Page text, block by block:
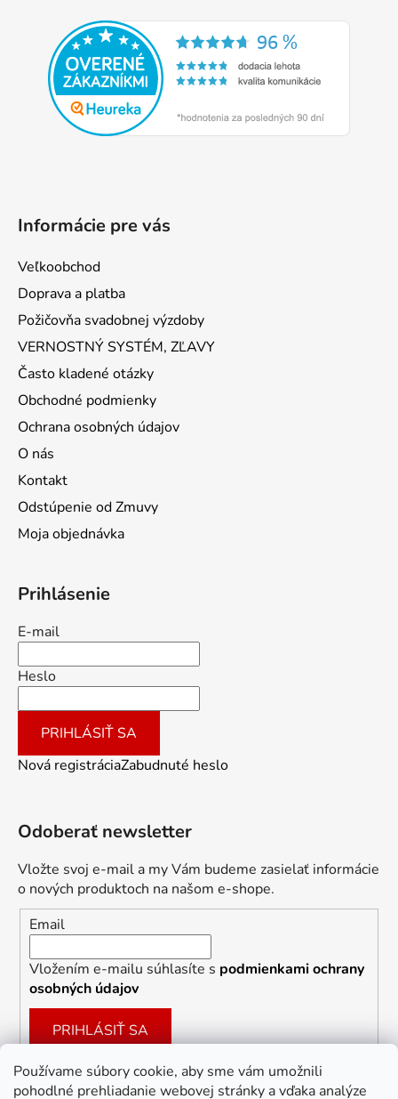
Používame súbory cookie, aby sme vám umožnili
pohodlné prehliadanie webovej stránky a vďaka analýze
Informácie pre vás
Veľkoobchod
Doprava a platba
Požičovňa svadobnej výzdoby
VERNOSTNÝ SYSTÉM, ZĽAVY
Často kladené otázky
Obchodné podmienky
Ochrana osobných údajov
O nás
Kontakt
Odstúpenie od Zmuvy
Moja objednávka
Prihlásenie
E-mail
Heslo
PRIHLÁSIŤ SA
Nová registráciaZabudnuté heslo
Odoberať newsletter
Vložte svoj e-mail a my Vám budeme zasielať informácie
o nových produktoch na našom e-shope.
Email
Vložením e-mailu súhlasíte s podmienkami ochrany
osobných údajov
PRIHLÁSIŤ SA